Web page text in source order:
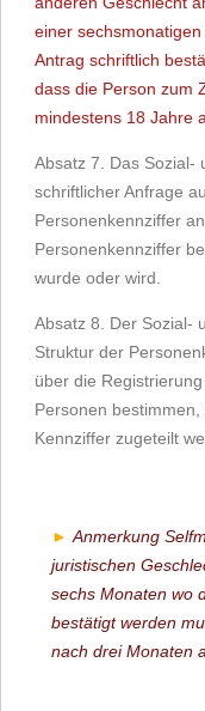
einer
Antrag schriftlich
dass die Person zum
mindestens 18 Jahre
Absatz 7. Das Sozial-
schriftlicher Anfrage
Personenkennziffer
Personenkennziffer
wurde oder wird.
Absatz 8. Der Sozial-
Struktur der
über die
Personen
Kennziffer zugeteilt
Anmerkung
juristischen
sechs Monaten wo
bestätigt werden
nach drei Monaten